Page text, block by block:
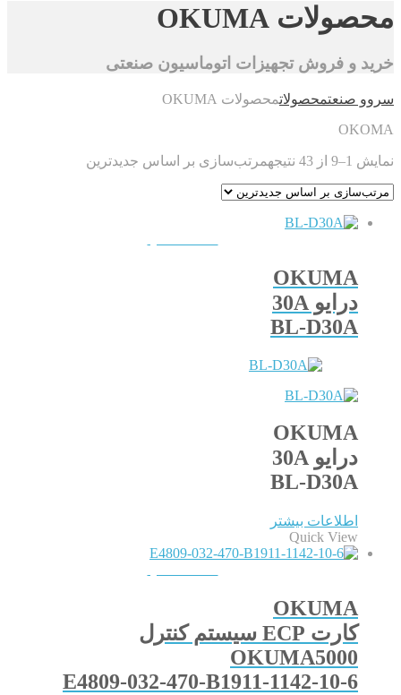
محصولات OKUMA
خرید و فروش تجهیزات اتوماسیون صنعتی
سروو صنعتمحصولاتمحصولات OKUMA
OKOMA
نمایش 1–9 از 43 نتیجه مرتب‌سازی بر اساس جدیدترین
OKUMA
درایو 30A
BL-D30A
OKUMA
درایو 30A
BL-D30A
اطلاعات بیشتر
Quick View
OKUMA
کارت ECP سیستم کنترل
OKUMA5000
E4809-032-470-B1911-1142-10-6